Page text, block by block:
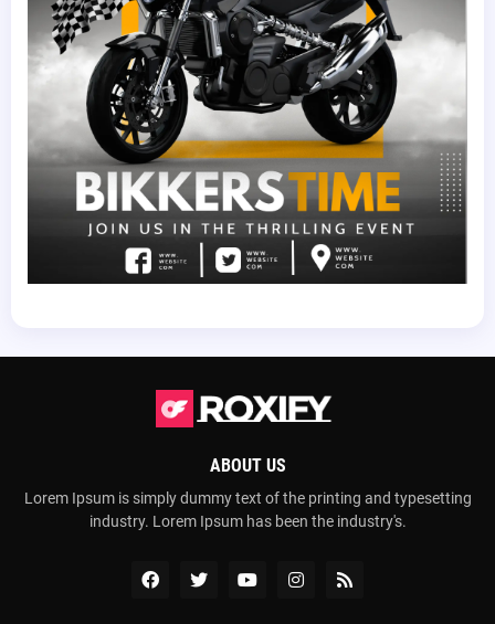
ABOUT US
Lorem Ipsum is simply dummy text of the printing and typesetting
industry. Lorem Ipsum has been the industry's.